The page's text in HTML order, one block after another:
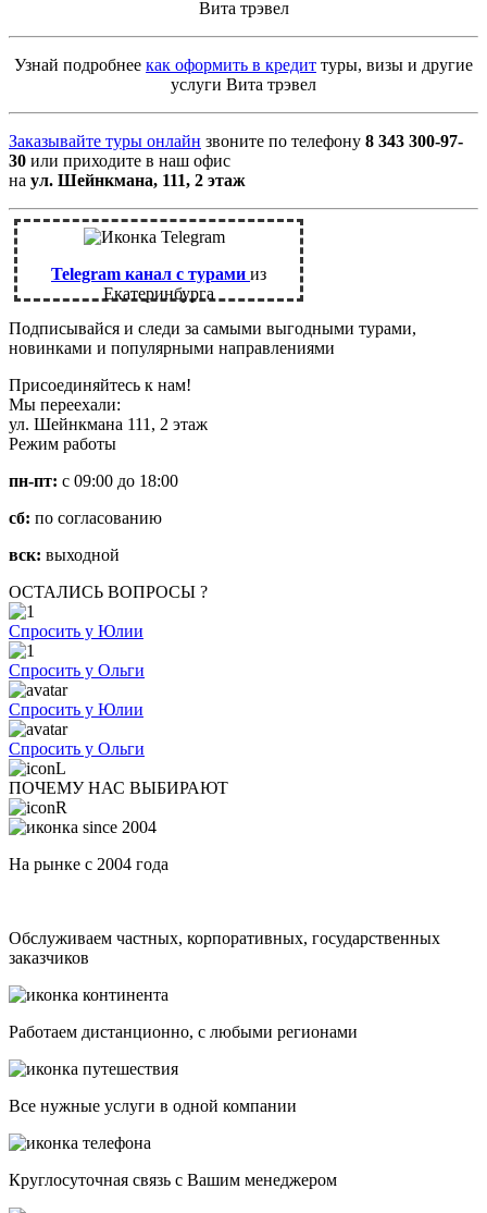
Вита трэвел
Узнай подробнее как оформить в кредит туры, визы и другие
услуги Вита трэвел
Заказывайте туры онлайн звоните по телефону 8 343 300-97-
30 или приходите в наш офис
на ул. Шейнкмана, 111, 2 этаж
Telegram канал с турами из
Екатеринбурга
Подписывайся и следи за самыми выгодными турами,
новинками и популярными направлениями
Присоединяйтесь к нам!
Мы переехали:
ул. Шейнкмана 111, 2 этаж
Режим работы
пн-пт: с 09:00 до 18:00
сб: по согласованию
вск: выходной
ОСТАЛИСЬ ВОПРОСЫ ?
Спросить у Юлии
Спросить у Ольги
Спросить у Юлии
Спросить у Ольги
ПОЧЕМУ НАС ВЫБИРАЮТ
На рынке с 2004 года
Обслуживаем частных, корпоративных, государственных
заказчиков
Работаем дистанционно, с любыми регионами
Все нужные услуги в одной компании
Круглосуточная связь с Вашим менеджером